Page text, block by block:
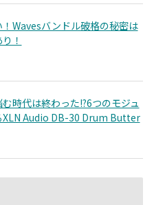
Wavesバンドル破格の秘密は
！
時代は終わった!?6つのモジュ
XLN Audio DB-30 Drum Butter